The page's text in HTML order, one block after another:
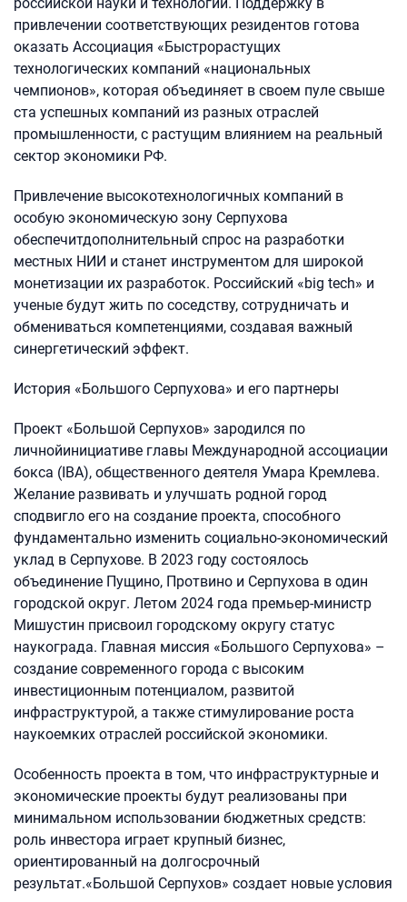
привлечении соответствующих резидентов готова
оказать Ассоциация «Быстрорастущих
технологических компаний «национальных
чемпионов», которая объединяет в своем пуле свыше
ста успешных компаний из разных отраслей
промышленности, с растущим влиянием на реальный
сектор экономики РФ.
Привлечение высокотехнологичных компаний в
особую экономическую зону Серпухова
обеспечитдополнительный спрос на разработки
местных НИИ и станет инструментом для широкой
монетизации их разработок. Российский «big tech» и
ученые будут жить по соседству, сотрудничать и
обмениваться компетенциями, создавая важный
синергетический эффект.
История «Большого Серпухова» и его партнеры
Проект «Большой Серпухов» зародился по
личнойинициативе главы Международной ассоциации
бокса (IBA), общественного деятеля Умара Кремлева.
Желание развивать и улучшать родной город
сподвигло его на создание проекта, способного
фундаментально изменить социально-экономический
уклад в Серпухове. В 2023 году состоялось
объединение Пущино, Протвино и Серпухова в один
городской округ. Летом 2024 года премьер-министр
Мишустин присвоил городскому округу статус
наукограда. Главная миссия «Большого Серпухова» –
создание современного города с высоким
инвестиционным потенциалом, развитой
инфраструктурой, а также стимулирование роста
наукоемких отраслей российской экономики.
Особенность проекта в том, что инфраструктурные и
экономические проекты будут реализованы при
минимальном использовании бюджетных средств:
роль инвестора играет крупный бизнес,
ориентированный на долгосрочный
результат.«Большой Серпухов» создает новые условия